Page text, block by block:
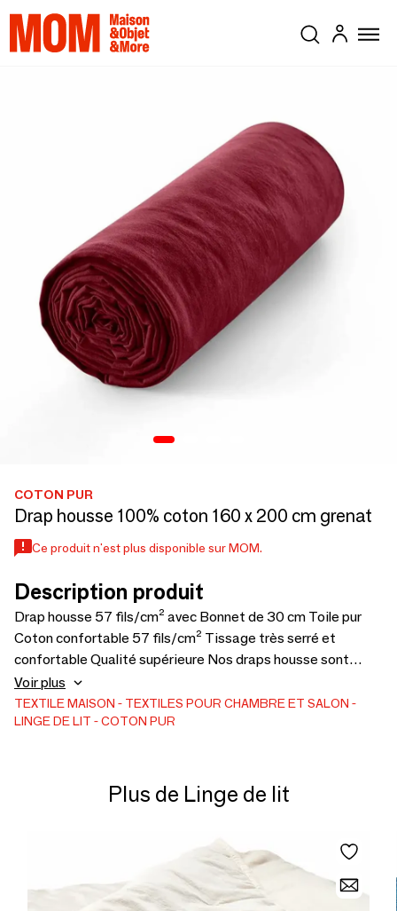
COTON PUR
Drap housse 100% coton 160 x 200 cm grenat
Ce produit n'est plus disponible sur MOM.
Description produit
Drap housse 57 fils/cm² avec Bonnet de 30 cm Toile pur
Coton confortable 57 fils/cm² Tissage très serré et
confortable Qualité supérieure Nos draps housse sont
tissés avec des fils de Coton sélectionnés de haute qualité
Conseil entretien : Lavable en machine à 40° Repassage
autorisé Séchage machine autorisé
Voir plus
TEXTILE MAISON
TEXTILES POUR CHAMBRE ET SALON
LINGE DE LIT
COTON PUR
Plus de Linge de lit